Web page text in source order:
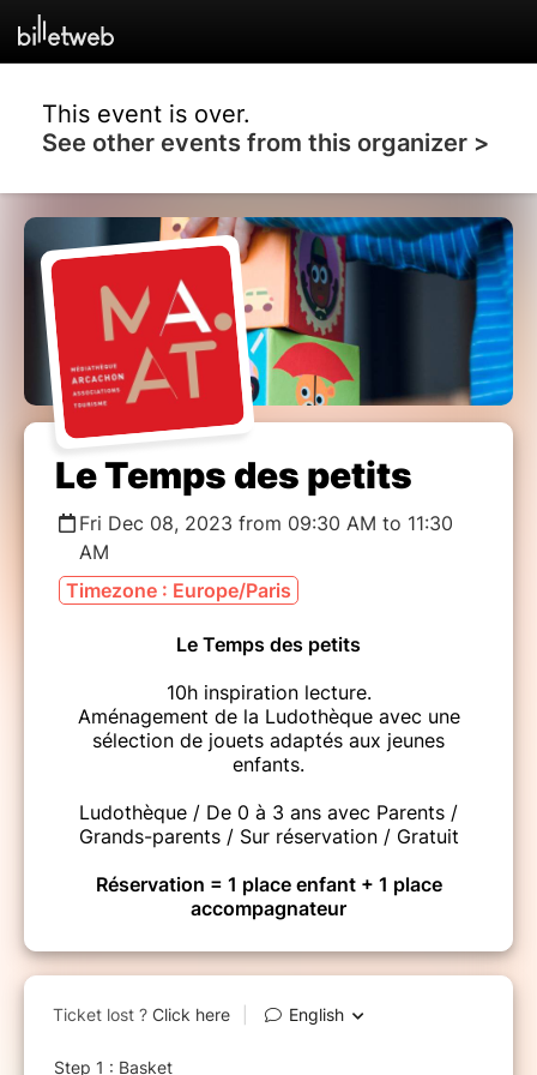
This event is over.
See other events from this organizer >
Le Temps des petits
Fri Dec 08, 2023 from 09:30 AM to 11:30
AM
Timezone : Europe/Paris
Le Temps des petits
10h inspiration lecture.
Aménagement de la Ludothèque avec une
sélection de jouets adaptés aux jeunes
enfants.
Ludothèque / De 0 à 3 ans avec Parents /
Grands-parents / Sur réservation / Gratuit
Réservation = 1 place enfant + 1 place
accompagnateur